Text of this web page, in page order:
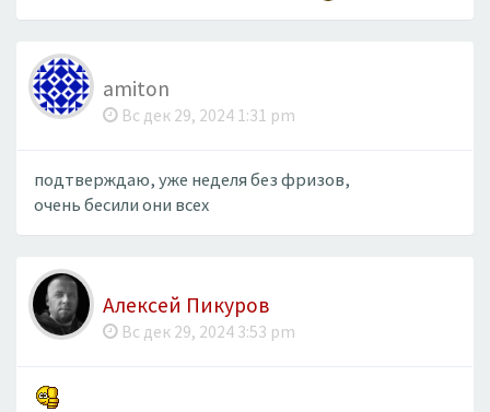
amiton
Вс дек 29, 2024 1:31 pm
подтверждаю, уже неделя без фризов,
очень бесили они всех
Алексей Пикуров
Вс дек 29, 2024 3:53 pm